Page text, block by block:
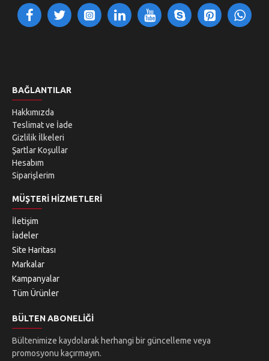
BAĞLANTILAR
Hakkımızda
Teslimat ve İade
Gizlilik İlkeleri
Şartlar Koşullar
Hesabım
Siparişlerim
MÜŞTERI HIZMETLERI
İletişim
İadeler
Site Haritası
Markalar
Kampanyalar
Tüm Ürünler
BÜLTEN ABONELIĞI
Bültenimize kaydolarak herhangi bir güncelleme veya
promosyonu kaçırmayın.